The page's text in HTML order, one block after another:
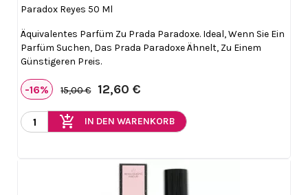
Paradox Reyes 50 Ml
Äquivalentes Parfüm Zu Prada Paradoxe. Ideal, Wenn Sie Ein
Parfüm Suchen, Das Prada Paradoxe Ähnelt, Zu Einem
Günstigeren Preis.
-16% 15,00 € 12,60 €
add_shopping_cart IN DEN WARENKORB